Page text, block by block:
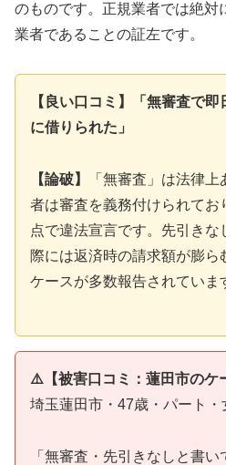
のものです。正規業者では絶対
業者であることの証左です。
【良い口コミ】「無審査で
に借りられた」
【論破】
「無審査」は法律
者は審査を義務付けられてお
点で違法宣言です。先引きな
際には返済時の請求額が膨ら
ケースが多数報告されていま
⚠️【被害口コミ：蓮田市のケ
埼玉蓮田市・47歳・パート・
「無審査・先引きなしと書